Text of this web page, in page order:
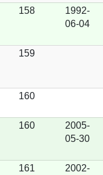
158
1992-
06-04
159
160
160
2005-
05-30
161
2002-